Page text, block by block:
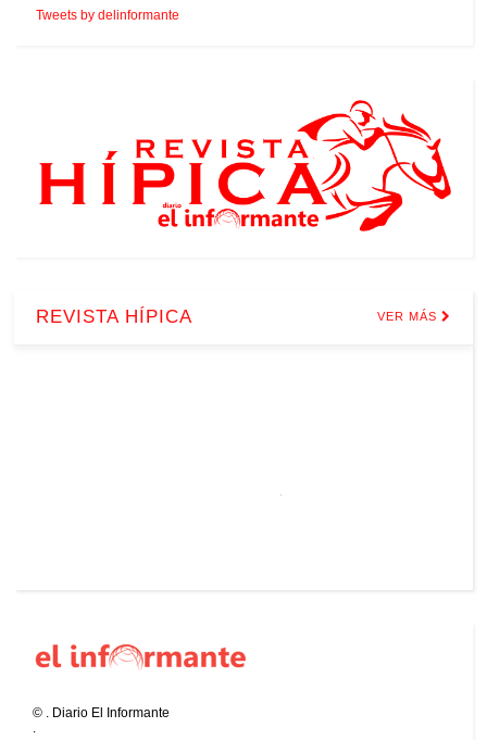
Tweets by delinformante
REVISTA HÍPICA VER MÁS
© . Diario El Informante
.